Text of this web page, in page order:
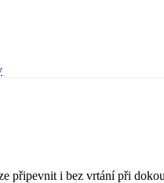
i bez vrtání při